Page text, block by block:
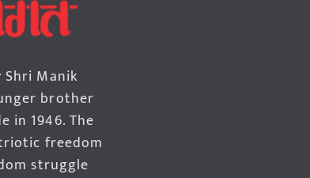
Shri Manik
brother
in 1946. The
freedom
struggle